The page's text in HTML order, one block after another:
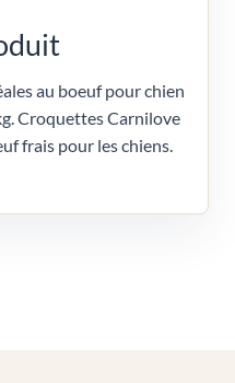
au boeuf pour chien
Croquettes Carnilove
frais pour les chiens.